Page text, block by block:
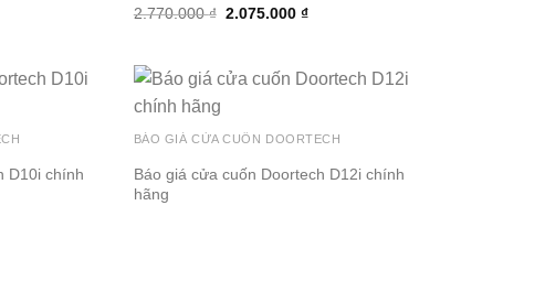
2.770.000₫ Giá
2.075.000₫Giá
2.075.000 ₫.
D10i chính
BÁO GIÁ CỬA CUỐN DOORTECH
Báo giá cửa cuốn Doortech D12i chính
hãng